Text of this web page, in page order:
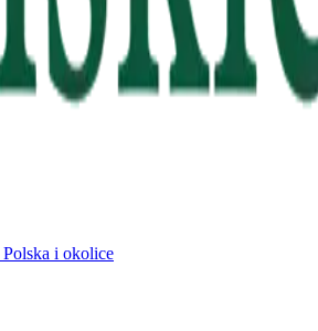
Polska i okolice